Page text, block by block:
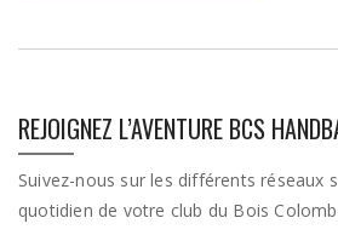
REJOIGNEZ L’AVENTURE BCS
Suivez-nous sur les différents réseaux
quotidien de votre club du Bois